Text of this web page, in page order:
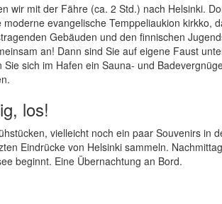
wir mit der Fähre (ca. 2 Std.) nach Helsinki.
evangelische Temppeliaukion kirkko,
Gebäuden und den finnischen
an! Dann sind Sie auf eigene Faust
sich im Hafen ein Sauna- und
los!
vielleicht noch ein paar Souvenirs in
Eindrücke von Helsinki sammeln.
beginnt. Eine Übernachtung an Bord.